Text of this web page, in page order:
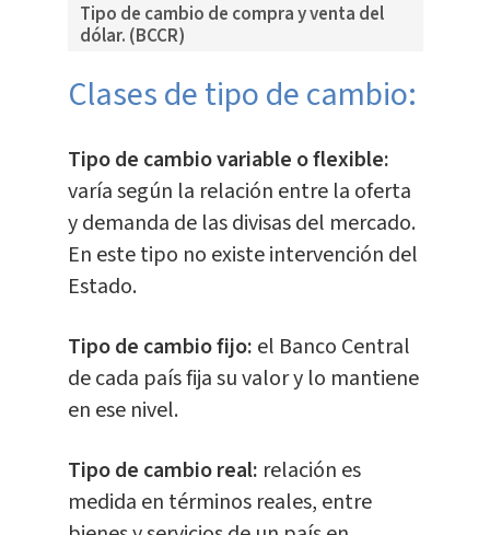
Tipo de cambio de compra y venta del
dólar. (BCCR)
Clases de tipo de cambio:
Tipo de cambio variable o flexible:
varía según la relación entre la oferta
y demanda de las divisas del mercado.
En este tipo no existe intervención del
Estado.
Tipo de cambio fijo: el Banco Central
de cada país fija su valor y lo mantiene
en ese nivel.
Tipo de cambio real: relación es
medida en términos reales, entre